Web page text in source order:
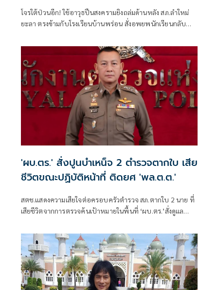
โจรใต้ป่วนอีก! ใช้อาวุธปืนสงครามยิงถล่มด้านหลัง สภ.ลำใหม่
ยะลา ตรงข้ามกับโรงเรียนบ้านพร่อน สั่งอพยพนักเรียนกลับ
'ผบ.ตร.' สั่งปูนบำเหน็จ 2 ตำรวจตากใบ เสีย
ชีวิตขณะปฏิบัติหน้าที่ ติดยศ 'พล.ต.ต.'
สตช.แสดงความเสียใจต่อครอบครัวตำรวจ สภ.ตากใบ 2 นาย ที่
เสียชีวิตจากการตรวจค้นเป้าหมายในพื้นที่ ‘ผบ.ตร.’สั่งดูแล
จากเหตุดังกล่าว